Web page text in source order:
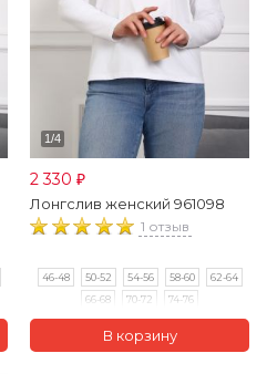
2 330 ₽
Лонгслив женский 961098
1 отзыв
46-48 50-52 54-56 58-60
62-64
66-68
70-72 74-76